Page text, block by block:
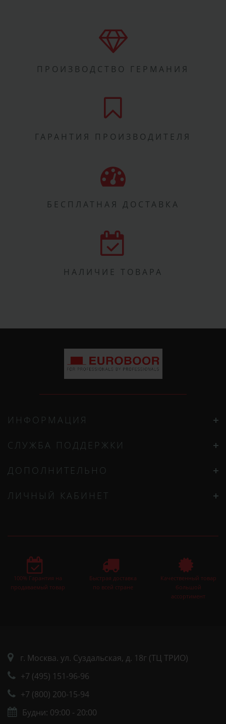
ПРОИЗВОДСТВО ГЕРМАНИЯ
ГАРАНТИЯ ПРОИЗВОДИТЕЛЯ
БЕСПЛАТНАЯ ДОСТАВКА
НАЛИЧИЕ ТОВАРА
ИНФОРМАЦИЯ
СЛУЖБА ПОДДЕРЖКИ
ДОПОЛНИТЕЛЬНО
ЛИЧНЫЙ КАБИНЕТ
100% Гарантия на
продаваемый товар
Быстрая доставка
по всей стране
Качественный товар
большой
ассортимент
г. Москва. ул. Суздальская, д. 18г (ТЦ ТРИО)
+7 (495) 151-96-96
+7 (800) 200-15-94
Будни: 09:00 - 20:00